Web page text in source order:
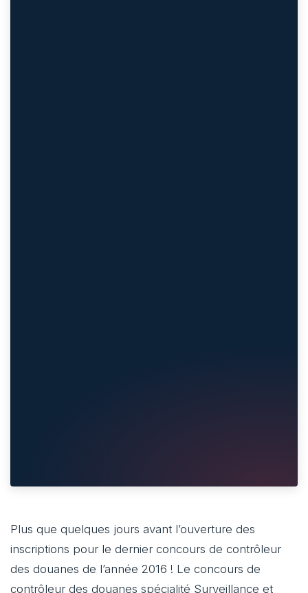
Plus que quelques jours avant l’ouverture des
inscriptions pour le dernier concours de contrôleur
des douanes de l’année 2016 ! Le concours de
contrôleur des douanes spécialité Surveillance et